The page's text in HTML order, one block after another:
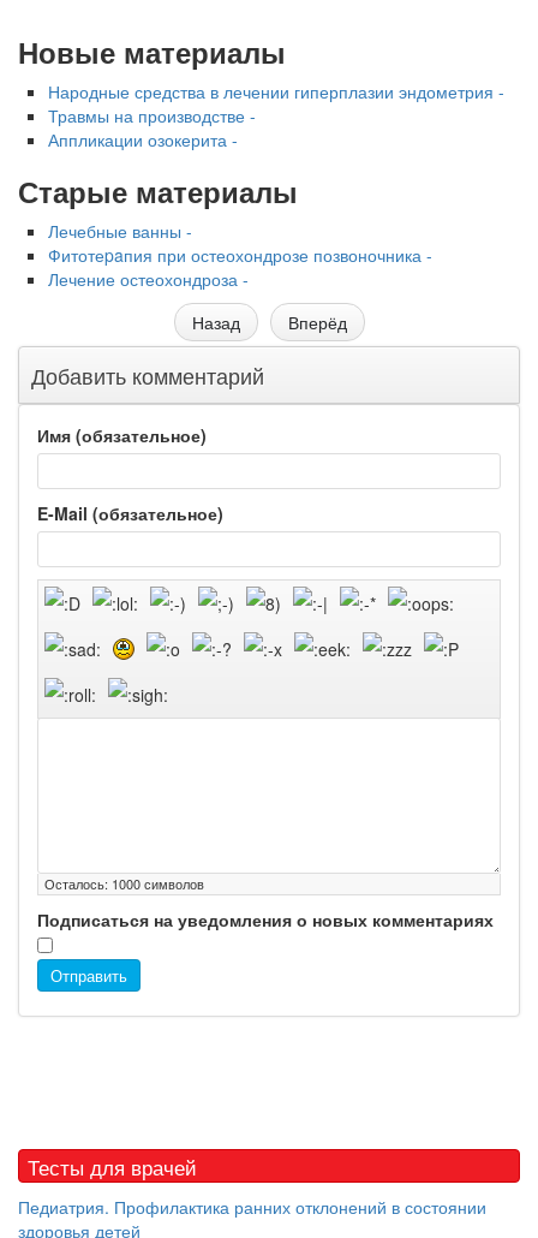
Новые материалы
Народные средства в лечении гиперплазии эндометрия -
Травмы на производстве -
Аппликации озокерита -
Старые материалы
Лечебные ванны -
Фитотеpaпия при остеохондрозе позвоночника -
Лечение остеохондроза -
Назад
Вперёд
Добавить комментарий
Имя (обязательное)
E-Mail (обязательное)
Осталось: 1000символов
Подписаться на уведомления о новых комментариях
Отправить
Тесты для врачей
Педиатрия. Профилактика ранних отклонений в состоянии
здоровья детей